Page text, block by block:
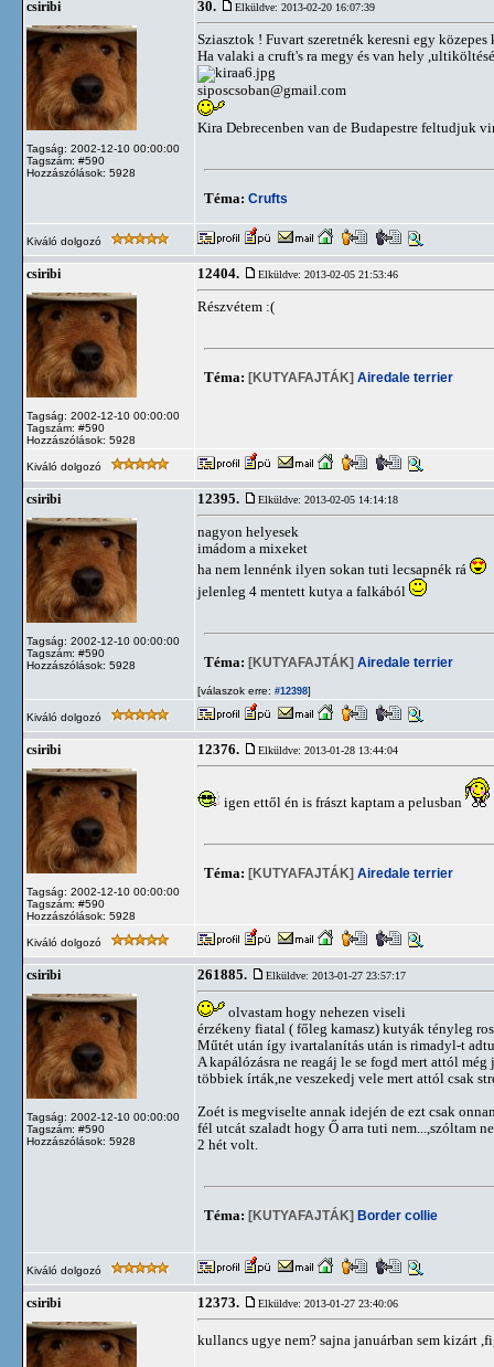
csiribi
Tagság: 2002-12-10 00:00:00
Tagszám: #590
Hozzászólások: 5928
30. Elküldve: 2013-02-20 16:07:39
Sziasztok ! Fuvart szeretnék keresni egy
Ha valaki a cruft's ra megy és van hely
siposcsoban@gmail.com
Kira Debrecenben van de Budapestre feltudjuk
Téma: Crufts
Kiváló dolgozó
csiribi
Tagság: 2002-12-10 00:00:00
Tagszám: #590
Hozzászólások: 5928
12404. Elküldve: 2013-02-05 21:53:46
Részvétem :(
Téma: [KUTYAFAJTÁK] Airedale terrier
Kiváló dolgozó
csiribi
Tagság: 2002-12-10 00:00:00
Tagszám: #590
Hozzászólások: 5928
12395. Elküldve: 2013-02-05 14:14:18
nagyon helyesek
imádom a mixeket
ha nem lennénk ilyen sokan tuti lecsapnék rá
jelenleg 4 mentett kutya a falkából
Téma: [KUTYAFAJTÁK] Airedale terrier
[válaszok erre: #12398]
Kiváló dolgozó
csiribi
Tagság: 2002-12-10 00:00:00
Tagszám: #590
Hozzászólások: 5928
12376. Elküldve: 2013-01-28 13:44:04
igen ettől én is frászt kaptam a pelusban
Téma: [KUTYAFAJTÁK] Airedale terrier
Kiváló dolgozó
csiribi
Tagság: 2002-12-10 00:00:00
Tagszám: #590
Hozzászólások: 5928
261885. Elküldve: 2013-01-27 23:57:17
olvastam hogy nehezen viseli
érzékeny fiatal ( főleg kamasz) kutyák tényleg
Műtét után így ivartalanítás után is rimadyl-t
A kapálózásra ne reagáj le se fogd mert attól
többiek írták,ne veszekedj vele mert attól csak
Zoét is megviselte annak idején de ezt csak
fél utcát szaladt hogy Ő arra tuti nem...,szóltam
2 hét volt.
Téma: [KUTYAFAJTÁK] Border collie
Kiváló dolgozó
csiribi 12373. Elküldve: 2013-01-27 23:40:06
kullancs ugye nem? sajna januárban sem kizárt